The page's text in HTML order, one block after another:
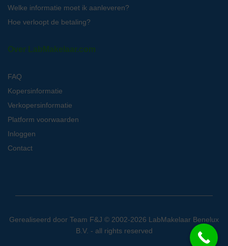
Welke informatie moet ik aanleveren?
Hoe verloopt de betaling?
Over LabMakelaar.com
FAQ
Kopersinformatie
Verkopersinformatie
Platform voorwaarden
Inloggen
Contact
Gerealiseerd door Team F&J © 2002-2026 LabMakelaar Benelux
B.V. - all rights reserved